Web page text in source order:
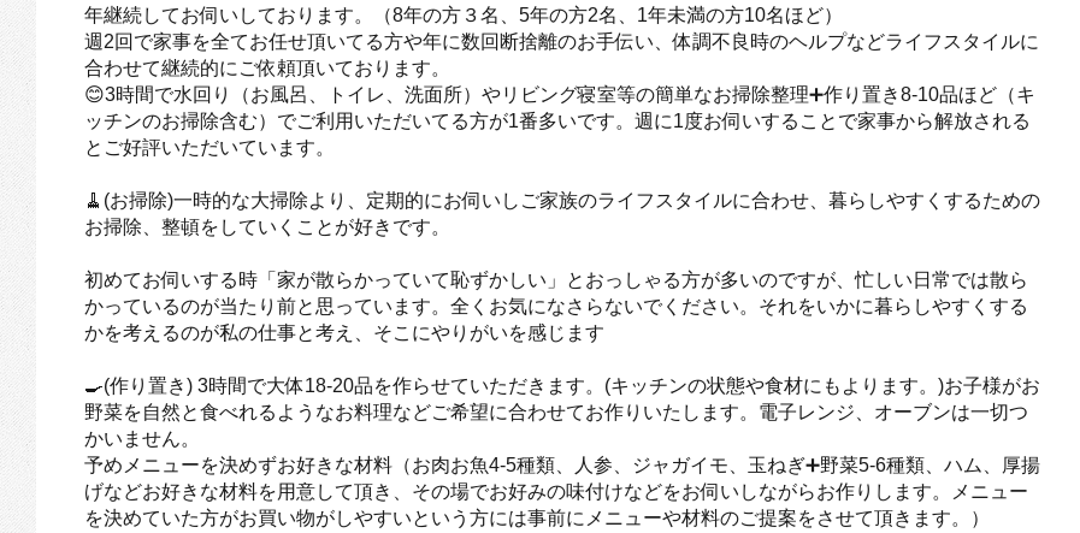
年継続してお伺いしております。（8年の方３名、5年の方2名、1年未満の方10名ほど）
週2回で家事を全てお任せ頂いてる方や年に数回断捨離のお手伝い、体調不良時のヘルプなどライフスタイルに
合わせて継続的にご依頼頂いております。
😊3時間で水回り（お風呂、トイレ、洗面所）やリビング寝室等の簡単なお掃除整理➕作り置き8-10品ほど（キ
ッチンのお掃除含む）でご利用いただいてる方が1番多いです。週に1度お伺いすることで家事から解放される
とご好評いただいています。
🧹(お掃除)一時的な大掃除より、定期的にお伺いしご家族のライフスタイルに合わせ、暮らしやすくするための
お掃除、整頓をしていくことが好きです。
初めてお伺いする時「家が散らかっていて恥ずかしい」とおっしゃる方が多いのですが、忙しい日常では散ら
かっているのが当たり前と思っています。全くお気になさらないでください。それをいかに暮らしやすくする
かを考えるのが私の仕事と考え、そこにやりがいを感じます
🍳(作り置き) 3時間で大体18-20品を作らせていただきます。(キッチンの状態や食材にもよります。)お子様がお
野菜を自然と食べれるようなお料理などご希望に合わせてお作りいたします。電子レンジ、オーブンは一切つ
かいません。
予めメニューを決めずお好きな材料（お肉お魚4-5種類、人参、ジャガイモ、玉ねぎ➕野菜5-6種類、ハム、厚揚
げなどお好きな材料を用意して頂き、その場でお好みの味付けなどをお伺いしながらお作りします。メニュー
を決めていた方がお買い物がしやすいという方には事前にメニューや材料のご提案をさせて頂きます。）